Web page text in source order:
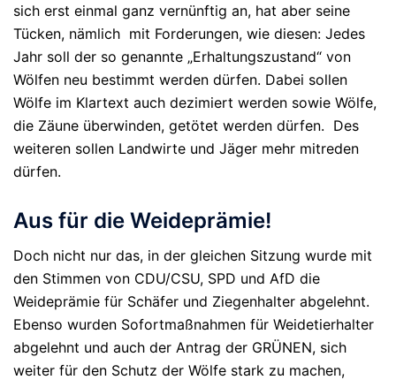
sich erst einmal ganz vernünftig an, hat aber seine
Tücken, nämlich mit Forderungen, wie diesen: Jedes
Jahr soll der so genannte „Erhaltungszustand“ von
Wölfen neu bestimmt werden dürfen. Dabei sollen
Wölfe im Klartext auch dezimiert werden sowie Wölfe,
die Zäune überwinden, getötet werden dürfen. Des
weiteren sollen Landwirte und Jäger mehr mitreden
dürfen.
Aus für die Weideprämie!
Doch nicht nur das, in der gleichen Sitzung wurde mit
den Stimmen von CDU/CSU, SPD und AfD die
Weideprämie für Schäfer und Ziegenhalter abgelehnt.
Ebenso wurden Sofortmaßnahmen für Weidetierhalter
abgelehnt und auch der Antrag der GRÜNEN, sich
weiter für den Schutz der Wölfe stark zu machen,